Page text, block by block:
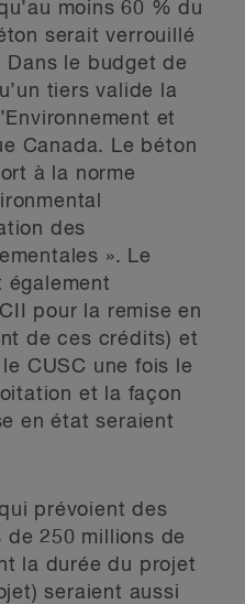
moins 60 % du
serait verrouillé
le budget de
tiers valide la
et
Canada. Le béton
à la norme
des
». Le
également
pour la remise en
de ces crédits) et
CUSC une fois le
et la façon
en état seraient
prévoient des
250 millions de
la durée du projet
seraient aussi